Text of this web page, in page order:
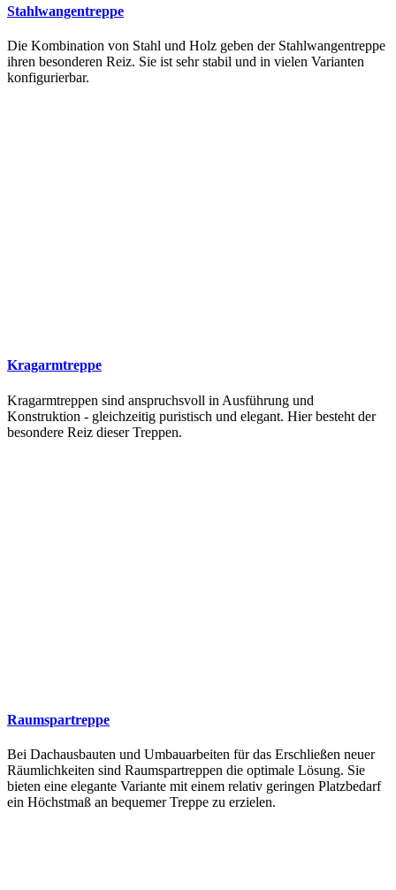
Stahlwangentreppe
Die Kombination von Stahl und Holz geben der Stahlwangentreppe
ihren besonderen Reiz. Sie ist sehr stabil und in vielen Varianten
konfigurierbar.
Kragarmtreppe
Kragarmtreppen sind anspruchsvoll in Ausführung und
Konstruktion - gleichzeitig puristisch und elegant. Hier besteht der
besondere Reiz dieser Treppen.
Raumspartreppe
Bei Dachausbauten und Umbauarbeiten für das Erschließen neuer
Räumlichkeiten sind Raumspartreppen die optimale Lösung. Sie
bieten eine elegante Variante mit einem relativ geringen Platzbedarf
ein Höchstmaß an bequemer Treppe zu erzielen.